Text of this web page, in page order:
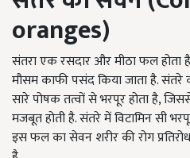
oranges)
संतरा एक रसदार और मीठा फल होता
मौसम काफी पसंद किया जाता है. संतरे
सारे पोषक तत्वों से भरपूर होता है,
मजबूत होती है. संतरे में विटामिन सी
इस फल का सेवन शरीर की रोग